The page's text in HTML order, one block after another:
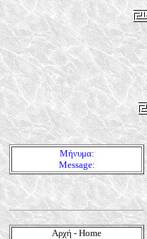
Μήνυμα:
Message:
Αρχή - Home